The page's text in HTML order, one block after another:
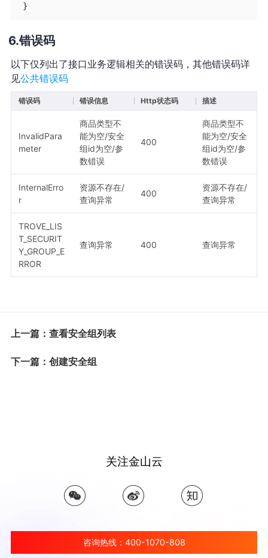
}
错误码
以下仅列出了接口业务逻辑相关的错误码，其他错误码详
见公共错误码
错误码 错误信息 Http状态码 描述
InvalidPara
meter
商品类型不
能为空/安全
组id为空/参
数错误
400
商品类型不
能为空/安全
组id为空/参
数错误
InternalErro
r
资源不存在/
查询异常
400
资源不存在/
查询异常
TROVE_LIS
T_SECURIT
Y_GROUP_E
RROR
查询异常 400 查询异常
上一篇：查看安全组列表
下一篇：创建安全组
关注金山云
咨询热线：400-1070-808